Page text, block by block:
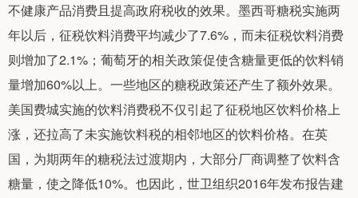
不健康产品消费且提高政府税收的效果。墨西哥糖税实施两
年以后，征税饮料消费平均减少了7.6%，而未征税饮料消费
则增加了2.1%；葡萄牙的相关政策促使含糖量更低的饮料销
量增加60%以上。一些地区的糖税政策还产生了额外效果。
美国费城实施的饮料消费税不仅引起了征税地区饮料价格上
涨，还拉高了未实施饮料税的相邻地区的饮料价格。在英
国，为期两年的糖税法过渡期内，大部分厂商调整了饮料含
糖量，使之降低10%。也因此，世卫组织2016年发布报告建